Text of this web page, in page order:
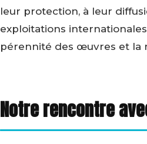
leur protection, à leur
exploitations
pérennité des œuvres et la
Notre rencontre